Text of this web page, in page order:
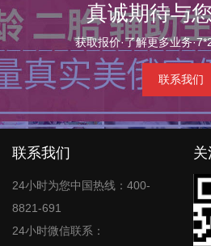
真诚期待与
获取报价·了解更多业务
联系我们
联系我们
24小时为您中国热线：400-
8821-691
24小时微信联系：
关